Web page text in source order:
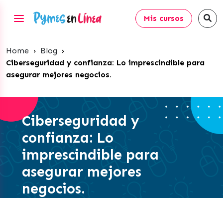
Mis cursos
Home › Blog ›
Ciberseguridad y confianza: Lo imprescindible para
asegurar mejores negocios.
Ciberseguridad y
confianza: Lo
imprescindible para
asegurar mejores
negocios.